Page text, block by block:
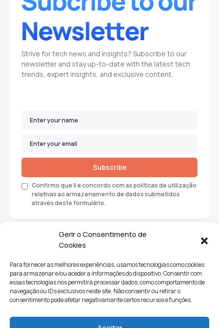
Gerir o Consentimento de
Cookies
Para fornecer as melhores experiências, usamos tecnologias como cookies
para armazenar e/ou aceder a informações do dispositivo. Consentir com
essas tecnologias nos permitirá processar dados, como comportamento de
navegação ou IDs exclusivos neste site. Não consentir ou retirar o
consentimento pode afetar negativamante certos recursos e funções.
Strive for tech news and insights? Subscribe to our
newsletter and stay up-to-date with the latest tech
trends, expert insights, and exclusive content.
Subscribe
Confirmo que li e concordo com as políticas de utilização
relativas ao armazenamento de dados submetidos
através deste formulário.
Ciências e Tecnologia